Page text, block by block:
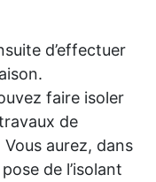
d’effectuer
faire isoler
de
aurez, dans
de l’isolant